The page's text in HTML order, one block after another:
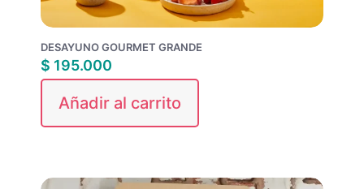
DESAYUNO GOURMET GRANDE
$ 195.000
Añadir al carrito